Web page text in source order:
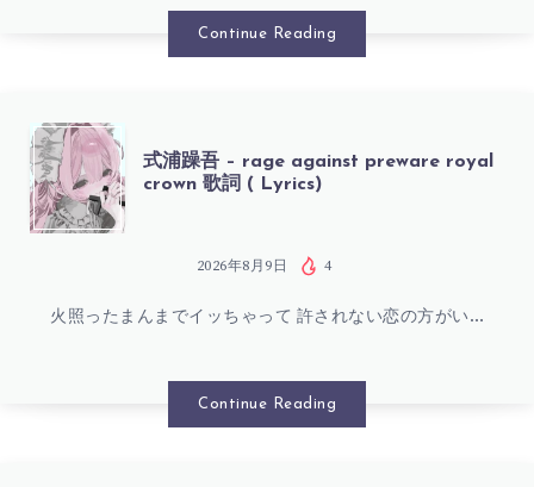
RE,
BLOOM*
詞
LYRICS)
Continue Reading
式
浦
吾
式浦躁吾 – rage against preware royal
crown 歌詞 ( Lyrics)
2026年8月9日 4
火照ったまんまでイッちゃって 許されない恋の方がい…
Continue Reading